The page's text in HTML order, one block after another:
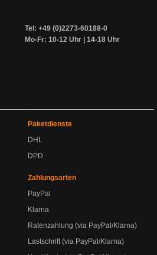
Tel: +49 (0)2273-60188-0
Mo-Fr: 10-12 Uhr | 14-18 Uhr
Paketdienste
DHL
DPD
Zahlungsarten
PayPal
Klarna
Ratenzahlung (via PayPal/Klarna)
Lastschrift (via PayPal/Klarna)